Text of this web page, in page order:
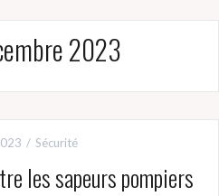
2023
Sécurité
les sapeurs pompiers